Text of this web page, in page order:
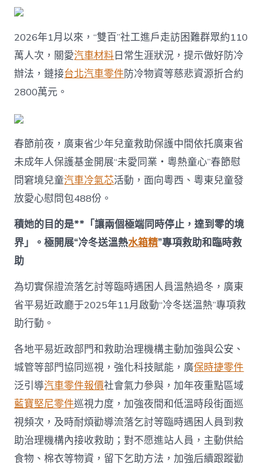
2026年1月以來，“雙百”社工進戶走訪困難群眾約110
萬人次，關愛汽車材料日常生涯狀況，提示做好防冷
辦法，鏈接台北汽車零件防冷物資等慈悲資源折合約
2800萬元。
春節前夜，廣東省少年兒童救助保護中間依托廣東省
未成年人保護基金開展“未愛同業・粵熱童心”春節慰
問窘境兒童汽車冷氣芯活動，面向粵西、粵東兒童發
放愛心慰問包488份。
積她的目的是**「讓兩個極端同時停止，達到零的境
界」。極開展“冷冬送溫熱水箱精”專項救助和臨時救
助
為切實保證流落乞討等臨時遇困人員溫熱過冬，廣東
省平易近政廳于2025年11月啟動“冷冬送溫熱”專項救
助行動。
各地平易近政部門和救助治理機構主動加強與公安、
城管等部門協同巡視，強化科技賦能，廣保時捷零件
泛引導汽車零件報價社會氣力參與，加年夜重點區域
藍寶堅尼零件巡視力度，加強夜間和低溫時段街面巡
視頻次，及時耐煩勸導流落乞討等臨時遇困人員到救
助治理機構內接收救助；對不愿進站人員，主動供給
食物、棉衣等物資，留下乞助方法，加強后續跟蹤勸